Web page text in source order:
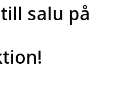
salu på